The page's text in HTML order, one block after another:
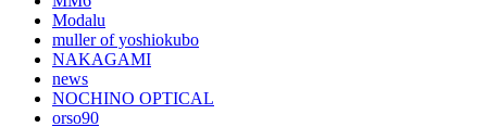
Modalu
muller of yoshiokubo
NAKAGAMI
news
NOCHINO OPTICAL
orso90